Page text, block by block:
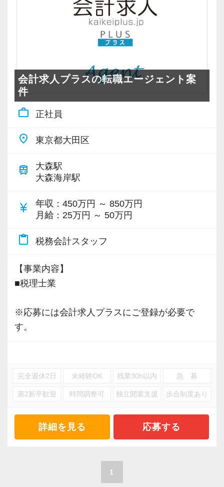
会計求人プラスの転職エージェント案
件
work_outline 正社員
place 東京都大田区
train
大森駅
大森海岸駅
currency_yen 年収 ：450万円 ～ 850万円
月給 ：25万円 ～ 50万円
content_paste 税務会計スタッフ
【事業内容】
■税理士業
※応募には会計求人プラスにご登録が必要で
す。
完全週休2日 未経験OK 残業30h以内 急 募
第2新卒歓迎 時間調整可 独立開業支援 歩合制度あり
詳細を見る 応募する
1